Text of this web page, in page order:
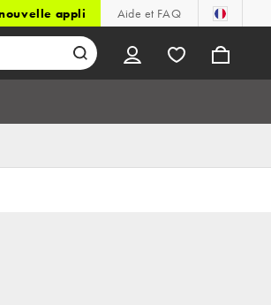
appli Aide et FAQ